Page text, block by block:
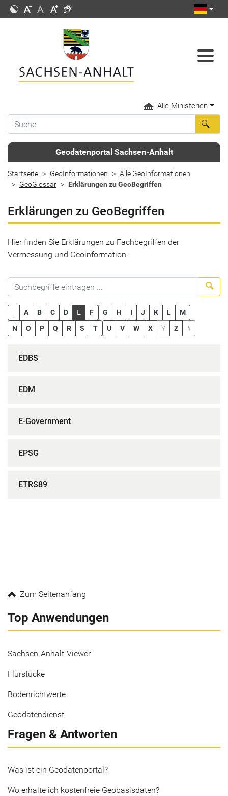
Alle Ministerien
Geodatenportal Sachsen-Anhalt
Startseite GeoInformationen
Alle GeoInformationen
GeoGlossar
Erklärungen zu GeoBegriffen
Erklärungen zu GeoBegriffen
Hier finden Sie Erklärungen zu Fachbegriffen der
Vermessung und Geoinformation.
A B C D E F G H I J K L
M
N
O P Q R S T U V W X Y Z #
EDBS
EDM
E-Government
EPSG
ETRS89
Zum Seitenanfang
Top Anwendungen
Sachsen-Anhalt-Viewer
Flurstücke
Bodenrichtwerte
Geodatendienst
Fragen & Antworten
Was ist ein Geodatenportal?
Wo erhalte ich kostenfreie Geobasisdaten?